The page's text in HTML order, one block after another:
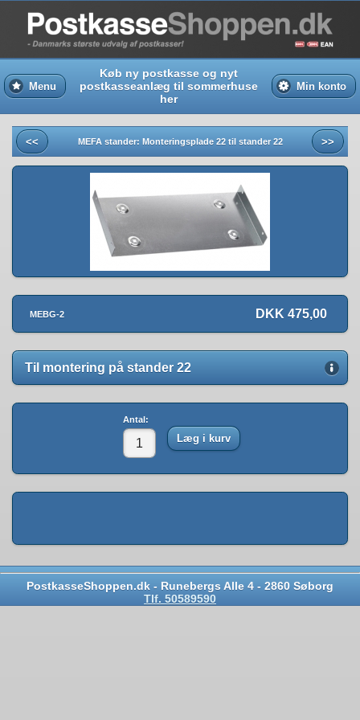
Menu
Køb ny postkasse og nyt
postkasseanlæg til sommerhuse
her
Min konto
<< MEFA stander: Monteringsplade 22 til stander 22 >>
MEBG-2 DKK 475,00
Til montering på stander 22
Antal:
Læg i kurv
PostkasseShoppen.dk - Runebergs Alle 4 - 2860 Søborg
Tlf. 50589590